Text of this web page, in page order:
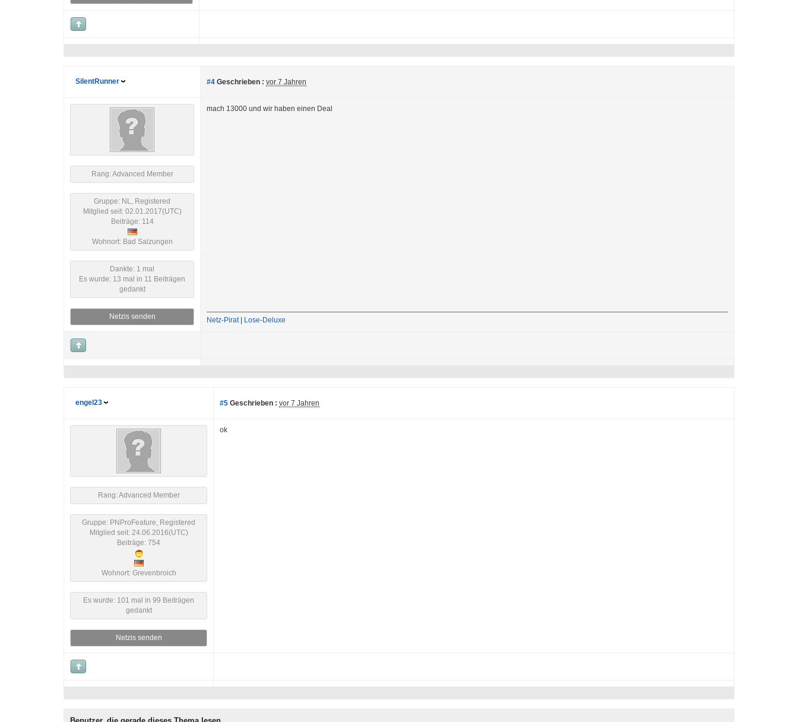
SilentRunner #4 Geschrieben : vor 7 Jahren
Rang: Advanced Member
Gruppe: NL, Registered
Mitglied seit: 02.01.2017(UTC)
Beiträge: 114
Wohnort: Bad Salzungen
Dankte: 1 mal
Es wurde: 13 mal in 11 Beiträgen
gedankt
Netzis senden
mach 13000 und wir haben einen Deal
Netz-Pirat| Lose-Deluxe
engel23 #5 Geschrieben : vor 7 Jahren
Rang: Advanced Member
Gruppe: PNProFeature, Registered
Mitglied seit: 24.06.2016(UTC)
Beiträge: 754
Wohnort: Grevenbroich
Es wurde: 101 mal in 99 Beiträgen
gedankt
Netzis senden
ok